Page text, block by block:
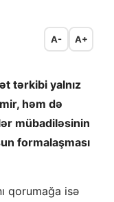
A- A+
tərkibi yalnız
həm də
mübadiləsinin
formalaşması
qorumağa isə